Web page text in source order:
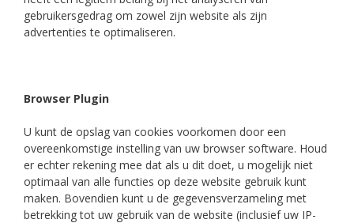
gebruikersgedrag om zowel zijn website als zijn
advertenties te optimaliseren.
Browser Plugin
U kunt de opslag van cookies voorkomen door een
overeenkomstige instelling van uw browser software. Houd
er echter rekening mee dat als u dit doet, u mogelijk niet
optimaal van alle functies op deze website gebruik kunt
maken. Bovendien kunt u de gegevensverzameling met
betrekking tot uw gebruik van de website (inclusief uw IP-